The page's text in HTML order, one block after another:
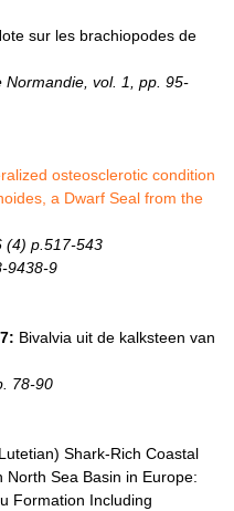
sur les brachiopodes de
Normandie, vol. 1, pp. 95-
osteosclerotic condition
a Dwarf Seal from the
(4) p.517-543
9438-9
Bivalvia uit de kalksteen van
78-90
Shark-Rich Coastal
Sea Basin in Europe:
Formation Including